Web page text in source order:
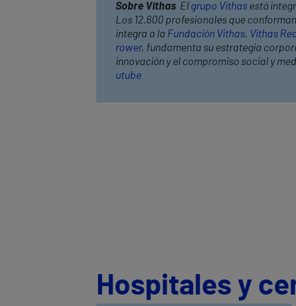
Sobre Vithas El grupo Vithas está
Los 12.600 profesionales que
integra a la Fundación Vithas, Vithas
rower, fundamenta su estrategia
innovación y el compromiso social y
utube
Hospitales y